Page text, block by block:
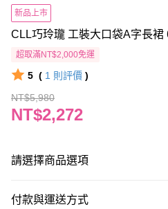
新品上市
CLL巧玲瓏 工裝大口袋A字長裙
超取滿NT$2,000免運
5 ( 1 則評價 )
NT$5,980
NT$2,272
請選擇商品選項
付款與運送方式